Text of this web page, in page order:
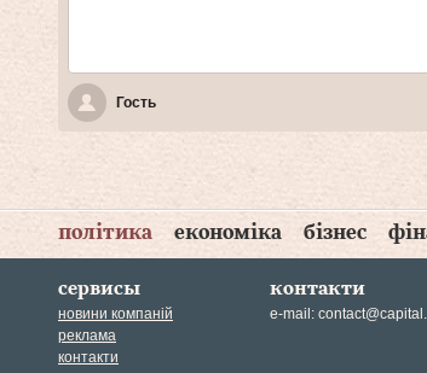
Гость
політика економіка бізнес
сервисы
новини компаній
реклама
контакти
контакти
e-mail: